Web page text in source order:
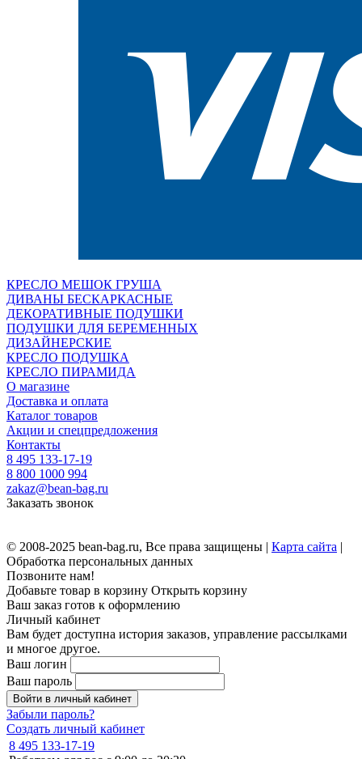
КРЕСЛО МЕШОК ГРУША
ДИВАНЫ БЕСКАРКАСНЫЕ
ДЕКОРАТИВНЫЕ ПОДУШКИ
ПОДУШКИ ДЛЯ БЕРЕМЕННЫХ
ДИЗАЙНЕРСКИЕ
КРЕСЛО ПОДУШКА
КРЕСЛО ПИРАМИДА
О магазине
Доставка и оплата
Каталог товаров
Акции и спецпредложения
Контакты
8 495 133-17-19
8 800 1000 994
zakaz@bean-bag.ru
Заказать звонок
© 2008-2025 bean-bag.ru, Все права защищены | Карта сайта |
Обработка персональных данных
Позвоните нам!
Добавьте товар в корзину Открыть корзину
Ваш заказ готов к оформлению
Личный кабинет
Вам будет доступна история заказов, управление рассылками
и многое другое.
Ваш логин
Ваш пароль
Войти в личный кабинет
Забыли пароль?
Создать личный кабинет
8 495 133-17-19